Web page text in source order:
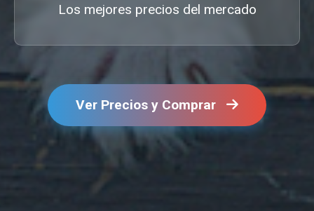
Los mejores precios del mercado
Ver Precios y Comprar